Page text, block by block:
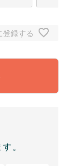
登録する
。